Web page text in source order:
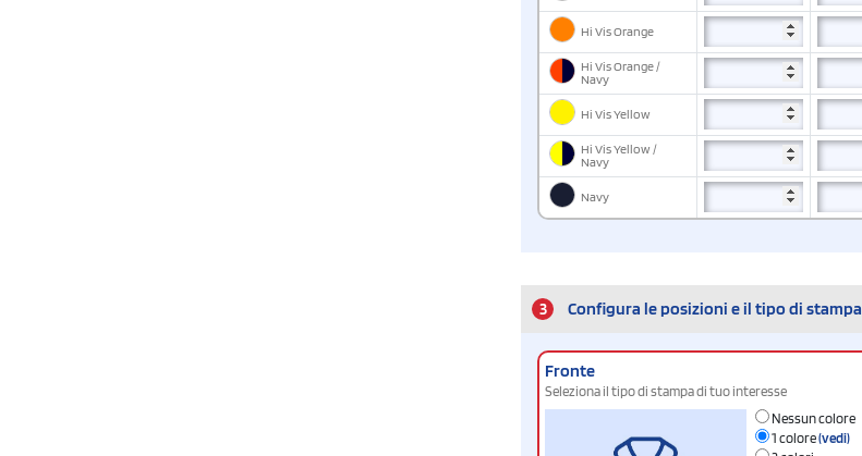
Hi Vis Orange
Hi Vis Orange /
Navy
Hi Vis Yellow
Hi Vis Yellow /
Navy
Navy
3 Configura le posizioni e il tipo di stampa
Fronte
Seleziona il tipo di stampa di tuo interesse
Nessun colore
1 colore(vedi)